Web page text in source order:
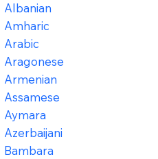
Albanian
Amharic
Arabic
Aragonese
Armenian
Assamese
Aymara
Azerbaijani
Bambara